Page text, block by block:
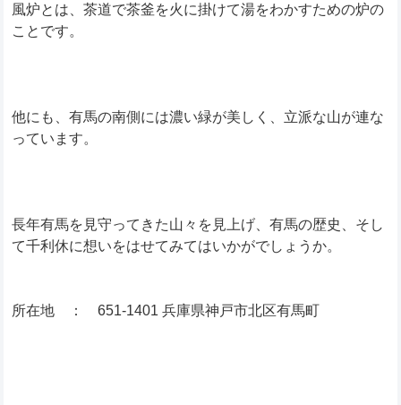
風炉とは、茶道で茶釜を火に掛けて湯をわかすための炉の
ことです。
他にも、有馬の南側には濃い緑が美しく、立派な山が連な
っています。
長年有馬を見守ってきた山々を見上げ、有馬の歴史、そし
て千利休に想いをはせてみてはいかがでしょうか。
所在地 ： 651-1401 兵庫県神戸市北区有馬町